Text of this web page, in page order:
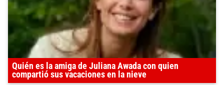
Quién es la amiga de Juliana Awada con quien
compartió sus vacaciones en la nieve